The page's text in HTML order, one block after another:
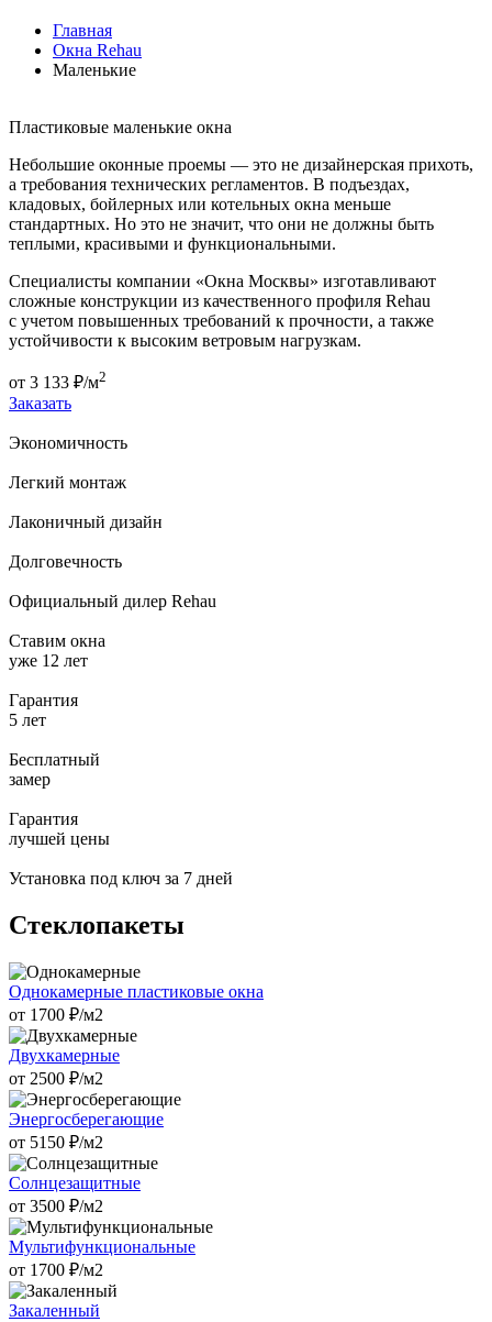
Главная
Окна Rehau
Маленькие
Пластиковые маленькие окна
Небольшие оконные проемы — это не дизайнерская прихоть,
а требования технических регламентов. В подъездах,
кладовых, бойлерных или котельных окна меньше
стандартных. Но это не значит, что они не должны быть
теплыми, красивыми и функциональными.
Специалисты компании «Окна Москвы» изготавливают
сложные конструкции из качественного профиля Rehau
с учетом повышенных требований к прочности, а также
устойчивости к высоким ветровым нагрузкам.
от 3 133 ₽/м2
Заказать
Экономичность
Легкий монтаж
Лаконичный дизайн
Долговечность
Официальный дилер Rehau
Ставим окна
уже 12 лет
Гарантия
5 лет
Бесплатный
замер
Гарантия
лучшей цены
Установка под ключ за 7 дней
Стеклопакеты
Однокамерные пластиковые окна
от 1700 ₽/м2
Двухкамерные
от 2500 ₽/м2
Энергосберегающие
от 5150 ₽/м2
Солнцезащитные
от 3500 ₽/м2
Мультифункциональные
от 1700 ₽/м2
Закаленный